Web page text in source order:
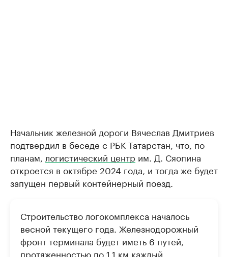
Начальник железной дороги Вячеслав Дмитриев
подтвердил в беседе с РБК Татарстан, что, по
планам, логистический центр им. Д. Сяопина
откроется в октябре 2024 года, и тогда же будет
запущен первый контейнерный поезд.
Строительство логокомплекса началось
весной текущего года. Железнодорожный
фронт терминала будет иметь 6 путей,
протяженностью по 1,1 км каждый.